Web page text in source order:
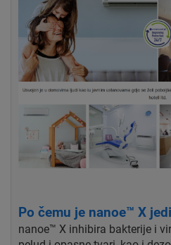
Po čemu je nanoe™ X
nanoe™ X inhibira bakterije i